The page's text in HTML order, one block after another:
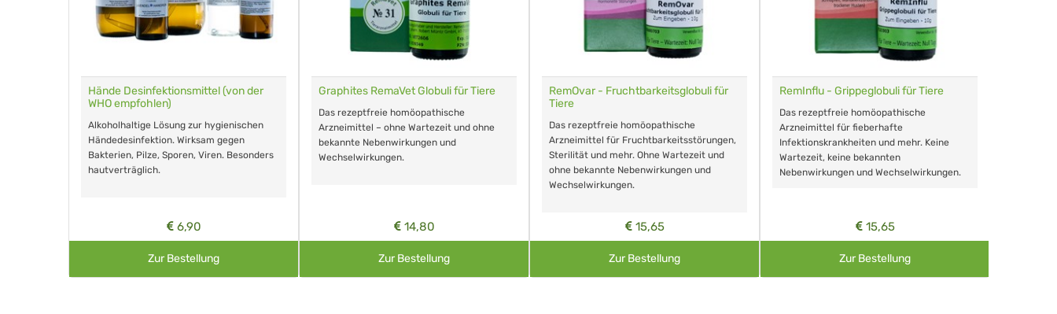
Hände Desinfektionsmittel (von der
WHO empfohlen)
Alkoholhaltige Lösung zur hygienischen
Händedesinfektion. Wirksam gegen
Bakterien, Pilze, Sporen, Viren. Besonders
hautverträglich.
6,90
Zur Bestellung
Graphites RemaVet Globuli für Tiere
Das rezeptfreie homöopathische
Arzneimittel – ohne Wartezeit und ohne
bekannte Nebenwirkungen und
Wechselwirkungen.
14,80
Zur Bestellung
RemOvar - Fruchtbarkeitsglobuli für
Tiere
Das rezeptfreie homöopathische
Arzneimittel für Fruchtbarkeitsstörungen,
Sterilität und mehr. Ohne Wartezeit und
ohne bekannte Nebenwirkungen und
Wechselwirkungen.
15,65
Zur Bestellung
RemInflu - Grippeglobuli für Tiere
Das rezeptfreie homöopathische
Arzneimittel für fieberhafte
Infektionskrankheiten und mehr. Keine
Wartezeit, keine bekannten
Nebenwirkungen und Wechselwirkungen.
15,65
Zur Bestellung